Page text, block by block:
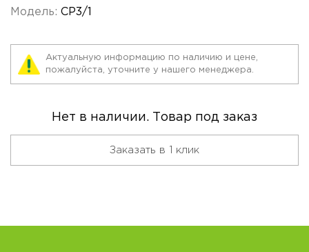
Модель: СР3/1
Актуальную информацию по наличию и цене,
пожалуйста, уточните у нашего менеджера.
Нет в наличии. Товар под заказ
Заказать в 1 клик